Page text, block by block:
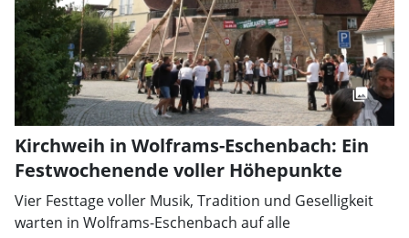
Kirchweih in Wolframs-Eschenbach: Ein
Festwochenende voller Höhepunkte
Vier Festtage voller Musik, Tradition und Geselligkeit
warten in Wolframs-Eschenbach auf alle